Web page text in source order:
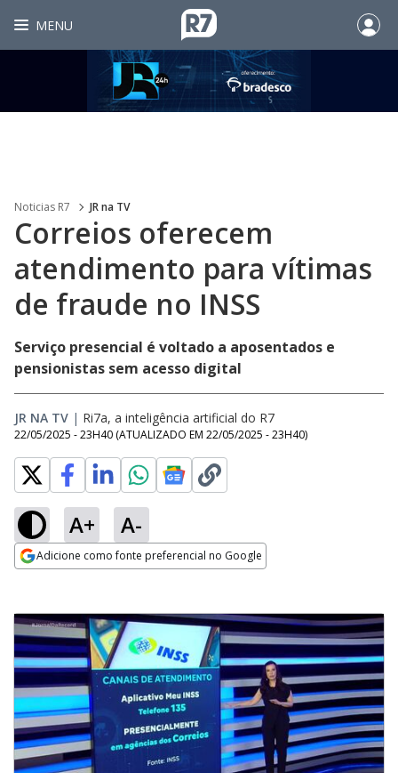
MENU
Noticias R7 JR na TV
Correios oferecem
atendimento para vítimas
de fraude no INSS
Serviço presencial é voltado a aposentados e
pensionistas sem acesso digital
JR NA TV | Ri7a, a inteligência artificial do R7
22/05/2025 - 23H40 (ATUALIZADO EM 22/05/2025 - 23H40)
A+ A-
Adicione como fonte preferencial no Google